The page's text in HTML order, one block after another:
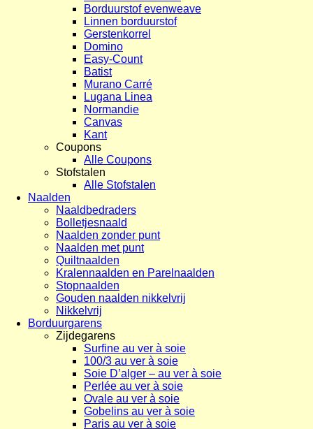
Borduurstof evenweave
Linnen borduurstof
Gerstenkorrel
Domino
Easy-Count
Batist
Murano Carré
Lugana Linea
Normandie
Canvas
Kant
Coupons
Alle Coupons
Stofstalen
Alle Stofstalen
Naalden
Naaldbedraders
Bolletjesnaald
Naalden zonder punt
Naalden met punt
Quiltnaalden
Kralennaalden en Parelnaalden
Stopnaalden
Gouden naalden nikkelvrij
Nikkelvrij
Borduurgarens
Zijdegarens
Surfine au ver à soie
100/3 au ver à soie
Soie D’alger – au ver à soie
Perlée au ver à soie
Ovale au ver à soie
Gobelins au ver à soie
Paris au ver à soie